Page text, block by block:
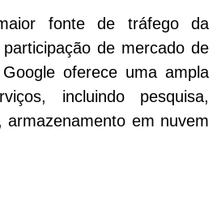
fonte de tráfego da
de mercado de
oferece uma ampla
incluindo pesquisa,
armazenamento em nuvem